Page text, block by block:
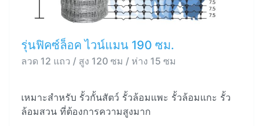
รุ่นฟิคซ์ล็อค ไวน์แมน 190 ซม.
ลวด 12 แถว / สูง 120 ซม / ห่าง 15 ซม
เหมาะสำหรับ รั้วกั้นสัตว์ รั้วล้อมแพะ รั้วล้อมแกะ รั้ว
ล้อมสวน ที่ต้องการความสูงมาก